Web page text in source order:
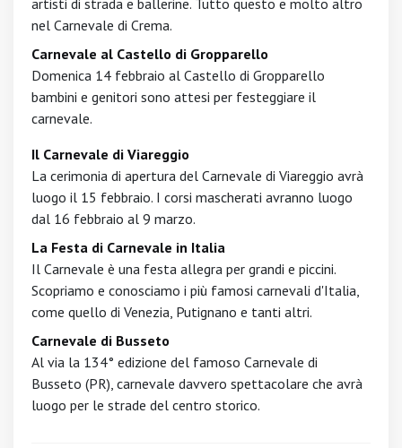
artisti di strada e ballerine. Tutto questo e molto altro
nel Carnevale di Crema.
Carnevale al Castello di Gropparello
Domenica 14 febbraio al Castello di Gropparello
bambini e genitori sono attesi per festeggiare il
carnevale.
Il Carnevale di Viareggio
La cerimonia di apertura del Carnevale di Viareggio avrà
luogo il 15 febbraio. I corsi mascherati avranno luogo
dal 16 febbraio al 9 marzo.
La Festa di Carnevale in Italia
Il Carnevale è una festa allegra per grandi e piccini.
Scopriamo e conosciamo i più famosi carnevali d'Italia,
come quello di Venezia, Putignano e tanti altri.
Carnevale di Busseto
Al via la 134° edizione del famoso Carnevale di
Busseto (PR), carnevale davvero spettacolare che avrà
luogo per le strade del centro storico.